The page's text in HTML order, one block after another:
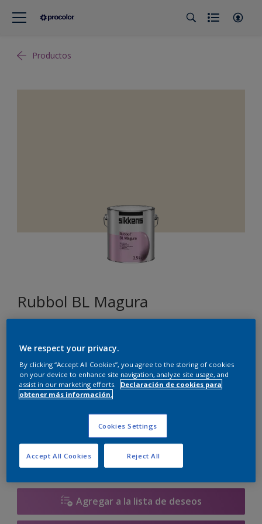
Productos
Rubbol BL Magura
Tamaño
Calculadora de pintura
Calcular
Agregar a la lista de deseos
We respect your privacy.
By clicking “Accept All Cookies”, you agree to the storing of cookies
on your device to enhance site navigation, analyze site usage, and
assist in our marketing efforts.
Declaración de cookies para
obtener más información.
Cookies Settings
Reject All
Accept All Cookies